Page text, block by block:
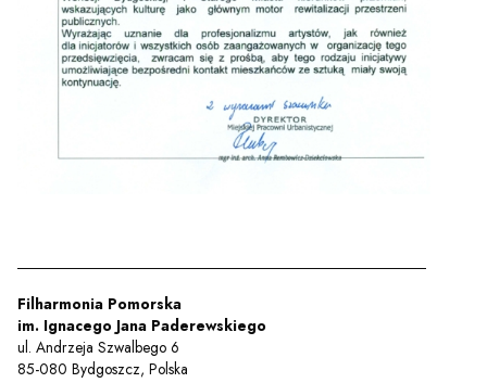
Filharmonia Pomorska
im. Ignacego Jana Paderewskiego
ul. Andrzeja Szwalbego 6
85-080 Bydgoszcz, Polska